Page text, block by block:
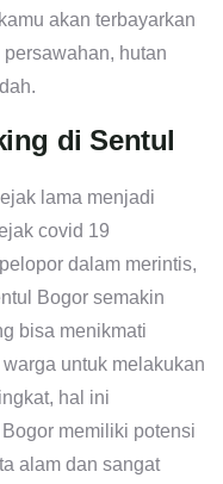
akan terbayarkan
hutan
di Sentul
lama menjadi
covid 19
dalam merintis,
Bogor semakin
bisa menikmati
untuk melakukan
hal ini
memiliki potensi
alam dan sangat